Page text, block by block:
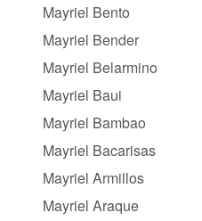
Mayriel Bento
Mayriel Bender
Mayriel Belarmino
Mayriel Baui
Mayriel Bambao
Mayriel Bacarisas
Mayriel Armillos
Mayriel Araque